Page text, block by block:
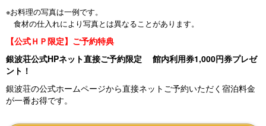
※お料理の写真は一例です。
食材の仕入れにより写真とは異なることがあります。
【公式ＨＰ限定】ご予約特典
銀波荘公式HPネット直接ご予約限定 館内利用券1,000円券プレゼ
ント！
銀波荘の公式ホームページから直接ネットご予約いただく宿泊料金
が一番お得です。